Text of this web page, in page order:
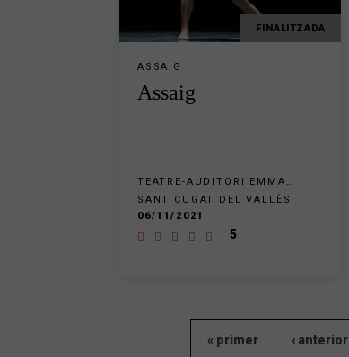
FINALITZADA
ASSAIG
Assaig
TEATRE-AUDITORI EMMA
VILARASAU SANT CUGAT
SANT CUGAT DEL VALLÈS
06/11/2021
5
« primer ‹ anterior